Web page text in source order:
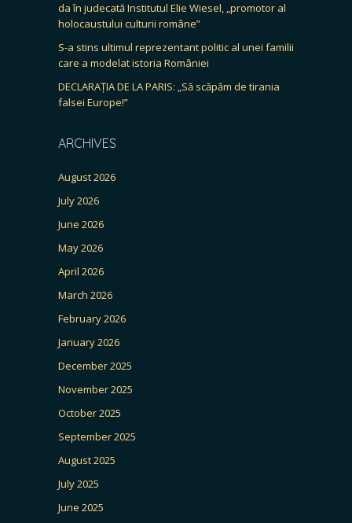
da în judecată Institutul Elie Wiesel, „promotor al
holocaustului culturii române”
S-a stins ultimul reprezentant politic al unei familii
care a modelat istoria României
DECLARAȚIA DE LA PARIS: „Să scăpăm de tirania
falsei Europe!”
ARCHIVES
August 2026
July 2026
June 2026
May 2026
April 2026
March 2026
February 2026
January 2026
December 2025
November 2025
October 2025
September 2025
August 2025
July 2025
June 2025